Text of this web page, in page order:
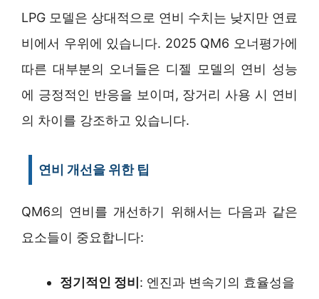
LPG 모델은 상대적으로 연비 수치는 낮지만 연료
비에서 우위에 있습니다. 2025 QM6 오너평가에
따른 대부분의 오너들은 디젤 모델의 연비 성능
에 긍정적인 반응을 보이며, 장거리 사용 시 연비
의 차이를 강조하고 있습니다.
연비 개선을 위한 팁
QM6의 연비를 개선하기 위해서는 다음과 같은
요소들이 중요합니다:
정기적인 정비: 엔진과 변속기의 효율성을